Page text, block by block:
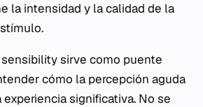
la intensidad y la calidad de la
sensibilitysirve como puente
cómo la percepción aguda
significativa. No se